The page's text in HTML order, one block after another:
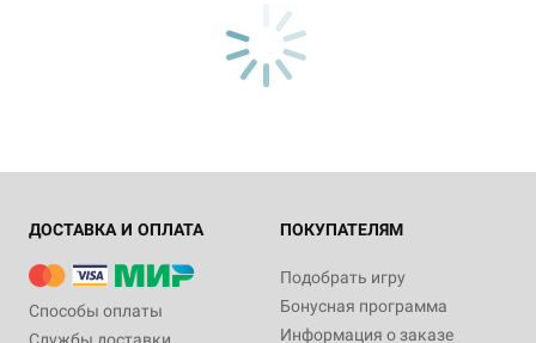
ДОСТАВКА И ОПЛАТА
Способы оплаты
ПОКУПАТЕЛЯМ
Подобрать игру
Бонусная программа
Информация о заказе